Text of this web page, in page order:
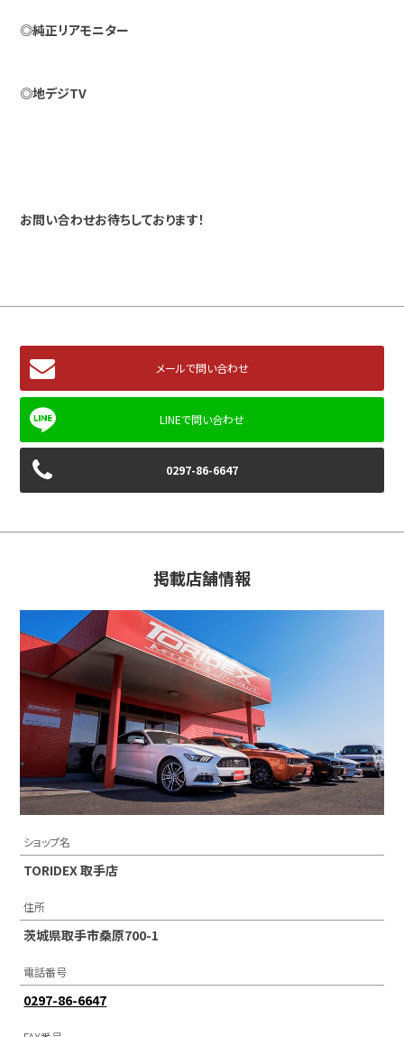
◎純正リアモニター
◎地デジTV
お問い合わせお待ちしております！
メールで問い合わせ
0297-86-6647
掲載店舗情報
ショップ名
TORIDEX 取手店
住所
茨城県取手市桑原700-1
電話番号
0297-86-6647